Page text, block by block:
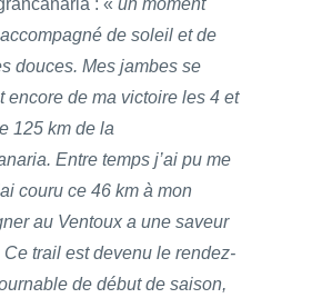
: « un moment
de soleil et de
douces. Mes jambes se
encore de ma victoire les 4 et
125 km de la
Entre temps j’ai pu me
couru ce 46 km à mon
au Ventoux a une saveur
trail est devenu le rendez-
de début de saison,